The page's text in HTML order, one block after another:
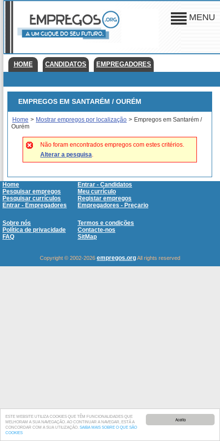
Aceito
ESTE WEBSITE UTILIZA COOKIES QUE TÊM FUNCIONALIDADES QUE
MELHORAM A SUA NAVEGAÇÃO. AO CONTINUAR A NAVEGAR, ESTÁ A
CONCORDAR COM A SUA UTILIZAÇÃO. SAIBA MAIS SOBRE O QUE SÃO
COOKIES
MENU
HOME CANDIDATOS EMPREGADORES
EMPREGOS EM SANTARÉM / OURÉM
Home > Mostrar empregos por localização > Empregos em Santarém /
Ourém
Não foram encontrados empregos com estes critérios.
Alterar a pesquisa.
Home
Entrar - Candidatos
Pesquisar empregos
Meu currículo
Pesquisar currículos
Registar empregos
Entrar - Empregadores
Empregadores - Preçario
Sobre nós
Termos e condições
Política de privacidade
Contacte-nos
FAQ
SitMap
Copyright © 2002-2026 empregos.orgAll rights reserved